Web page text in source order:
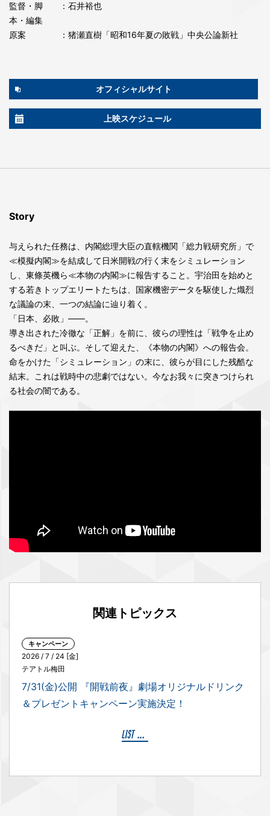
監督・脚
本・編集
：石井裕也
原案 ：猪瀬直樹「昭和16年夏の敗戦」中央公論新社
オフィシャルサイト
上映スケジュール
Story
与えられた任務は、内閣総理大臣の直轄機関「総力戦研究所」で
≪模擬内閣≫を結成して日米開戦の行く末をシミュレーション
し、東條英機ら≪本物の内閣≫に報告すること。宇治田を始めと
する若きトップエリートたちは、国家機密データを駆使した熾烈
な議論の末、一つの結論に辿り着く。
「日本、必敗」――。
導き出された冷徹な「正解」を前に、彼らの理性は「戦争を止め
るべきだ」と叫ぶ。そして迎えた、《本物の内閣》への報告会。
命をかけた「シミュレーション」の末に、彼らが目にした残酷な
結末。これは戦時中の悲劇ではない。今なお我々に突きつけられ
る社会の闇である。
関連トピックス
キャンペーン
2026 / 7 / 24 [金]
テアトル梅田
7/31(金)公開 『開戦前夜』劇場オリジナルドリンク
＆プレゼントキャンペーン実施決定！